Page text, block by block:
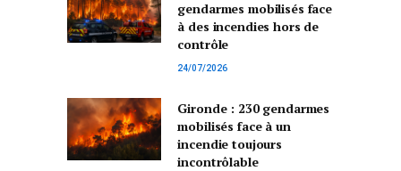
gendarmes mobilisés face
à des incendies hors de
contrôle
24/07/2026
Gironde : 230 gendarmes
mobilisés face à un
incendie toujours
incontrôlable